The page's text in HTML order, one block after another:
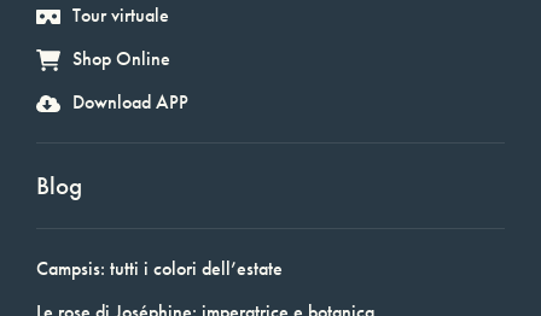
Tour virtuale
Shop Online
Download APP
Blog
Campsis: tutti i colori dell’estate